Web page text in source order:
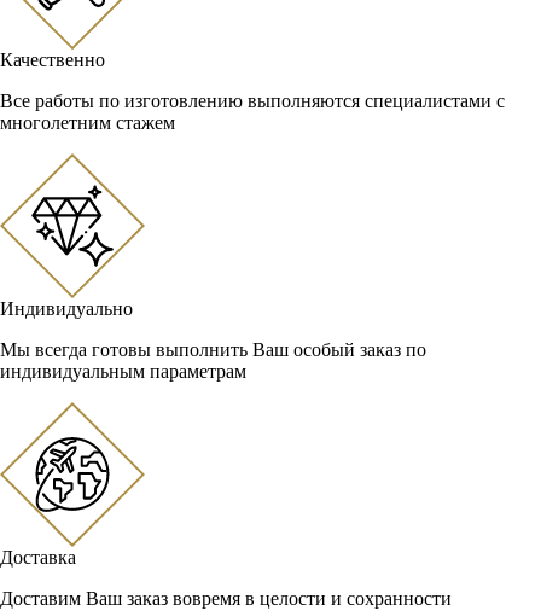
Качественно
Все работы по изготовлению выполняются специалистами с
многолетним стажем
Индивидуально
Мы всегда готовы выполнить Ваш особый заказ по
индивидуальным параметрам
Доставка
Доставим Ваш заказ вовремя в целости и сохранности